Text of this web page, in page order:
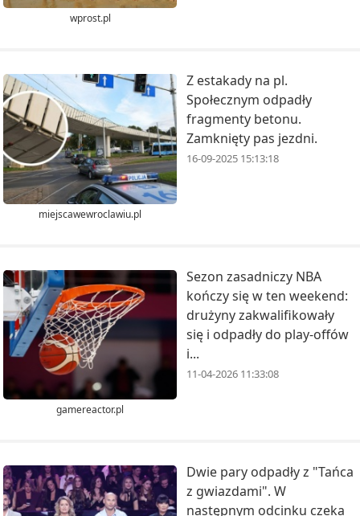
wprost.pl
miejscawewroclawiu.pl
Z estakady na pl.
Społecznym odpadły
fragmenty betonu.
Zamknięty pas jezdni.
16-09-2025 15:13:18
gamereactor.pl
Sezon zasadniczy NBA
kończy się w ten weekend:
drużyny zakwalifikowały
się i odpadły do play-offów
i...
11-04-2026 11:33:08
Dwie pary odpadły z "Tańca
z gwiazdami". W
następnym odcinku czeka